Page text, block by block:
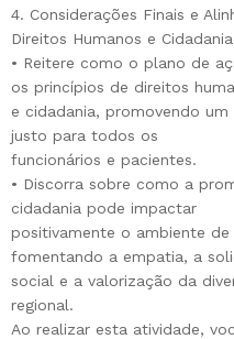
4. Considerações Finais e
Direitos Humanos e
• Reitere como o plano de
os princípios de direitos
e cidadania, promovendo
justo para todos os
funcionários e pacientes.
• Discorra sobre como a
cidadania pode impactar
positivamente o ambiente
fomentando a empatia, a
social e a valorização da
regional.
Ao realizar esta atividade,